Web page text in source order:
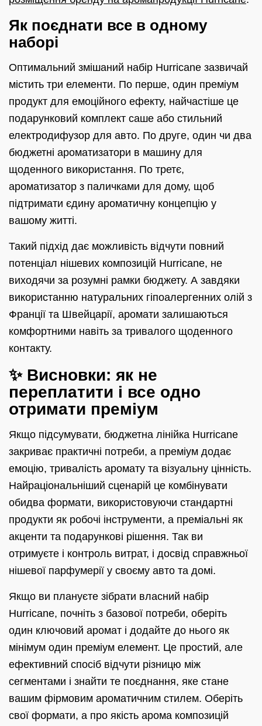
Як поєднати все в одному
наборі
Оптимальний змішаний набір Hurricane зазвичай
містить три елементи. По перше, один преміум
продукт для емоційного ефекту, найчастіше це
подарунковий комплект саше або стильний
електродифузор для авто. По друге, один чи два
бюджетні ароматизатори в машину для
щоденного використання. По третє,
ароматизатор з паличками для дому, щоб
підтримати єдину ароматичну концепцію у
вашому житті.
Такий підхід дає можливість відчути повний
потенціал нішевих композицій Hurricane, не
виходячи за розумні рамки бюджету. А завдяки
використанню натуральних гіпоалергенних олій з
Франції та Швейцарії, аромати залишаються
комфортними навіть за тривалого щоденного
контакту.
✨ Висновки: як не
переплатити і все одно
отримати преміум
Якщо підсумувати, бюджетна лінійка Hurricane
закриває практичні потреби, а преміум додає
емоцію, тривалість аромату та візуальну цінність.
Найраціональніший сценарій це комбінувати
обидва формати, використовуючи стандартні
продукти як робочі інструменти, а преміальні як
акценти та подарункові рішення. Так ви
отримуєте і контроль витрат, і досвід справжньої
нішевої парфумерії у своєму авто та домі.
Якщо ви плануєте зібрати власний набір
Hurricane, почніть з базової потреби, оберіть
один ключовий аромат і додайте до нього як
мінімум один преміум елемент. Це простий, але
ефективний спосіб відчути різницю між
сегментами і знайти те поєднання, яке стане
вашим фірмовим ароматичним стилем. Оберіть
свої формати, а про якість арома композицій